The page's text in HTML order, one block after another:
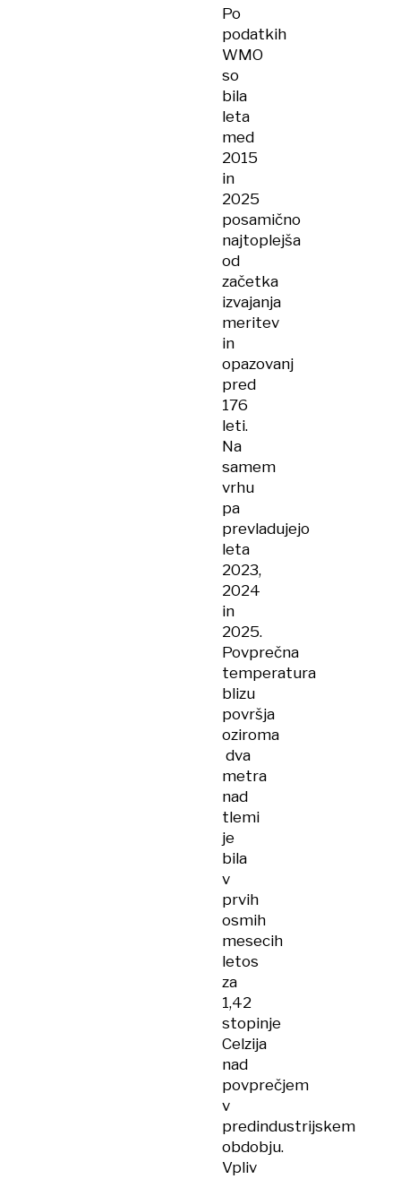
Po
podatkih
WMO
so
bila
leta
med
2015
in
2025
posamično
najtoplejša
od
začetka
izvajanja
meritev
in
opazovanj
pred
176
leti.
Na
samem
vrhu
pa
prevladujejo
leta
2023,
2024
in
2025.
Povprečna
temperatura
blizu
površja
oziroma
dva
metra
nad
tlemi
je
bila
v
prvih
osmih
mesecih
letos
za
1,42
stopinje
Celzija
nad
povprečjem
v
predindustrijskem
obdobju.
Vpliv